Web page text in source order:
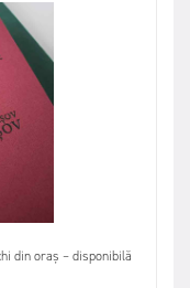
din oraș – disponibilă